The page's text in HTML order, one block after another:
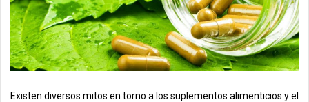
Existen diversos mitos en torno a los suplementos alimenticios y el